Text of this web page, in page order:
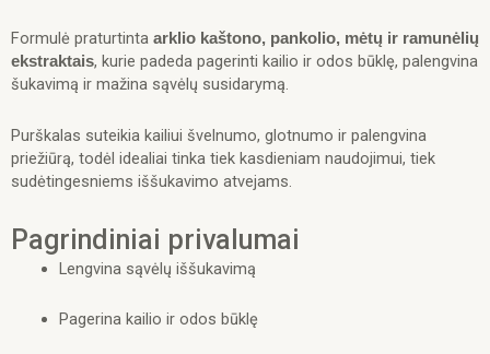
Formulė praturtinta arklio kaštono, pankolio, mėtų ir ramunėlių
ekstraktais, kurie padeda pagerinti kailio ir odos būklę, palengvina
šukavimą ir mažina sąvėlų susidarymą.
Purškalas suteikia kailiui švelnumo, glotnumo ir palengvina
priežiūrą, todėl idealiai tinka tiek kasdieniam naudojimui, tiek
sudėtingesniems iššukavimo atvejams.
Pagrindiniai privalumai
Lengvina sąvėlų iššukavimą
Pagerina kailio ir odos būklę